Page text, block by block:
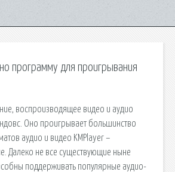
программу для проигрывания
воспроизводящее видео и аудио
Оно проигрывает большинство
аудио и видео KMPlayer –
Далеко не все существующие ныне
поддерживать популярные аудио-